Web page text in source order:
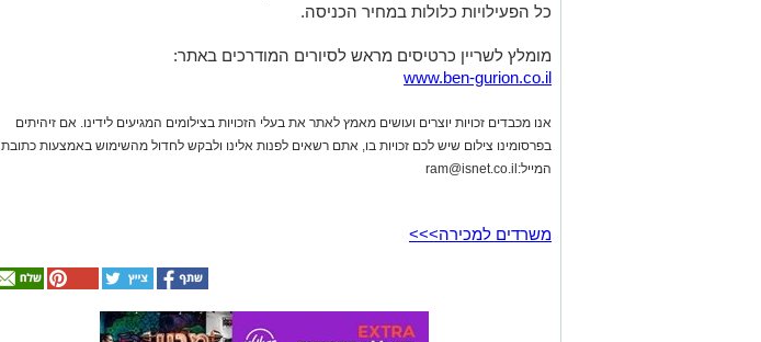
כל הפעילויות כלולות במחיר הכניסה.
מומלץ לשריין כרטיסים מראש לסיורים המודרכים באתר:
www.ben-gurion.co.il
אנו מכבדים זכויות יוצרים ועושים מאמץ לאתר את בעלי הזכויות בצילומים המגיעים לידינו. אם זיהיתים
בפרסומינו צילום שיש לכם זכויות בו, אתם רשאים לפנות אלינו ולבקש לחדול מהשימוש באמצעות כתובת
המייל: ram@isnet.co.il
משרדים למכירה>>>